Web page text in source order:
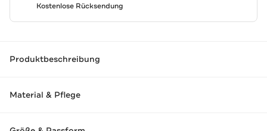
Kostenlose Rücksendung
Produktbeschreibung
Material & Pflege